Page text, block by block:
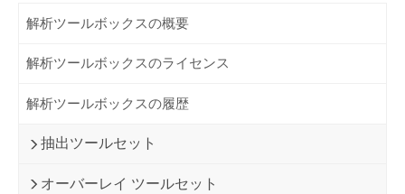
解析ツールボックスの概要
解析ツールボックスのライセンス
解析ツールボックスの履歴
抽出ツールセット
オーバーレイ ツールセット